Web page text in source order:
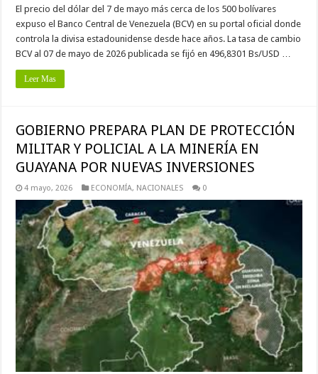
El precio del dólar del 7 de mayo más cerca de los 500 bolívares
expuso el Banco Central de Venezuela (BCV) en su portal oficial donde
controla la divisa estadounidense desde hace años. La tasa de cambio
BCV al 07 de mayo de 2026 publicada se fijó en 496,8301 Bs/USD …
Leer Mas
GOBIERNO PREPARA PLAN DE PROTECCIÓN
MILITAR Y POLICIAL A LA MINERÍA EN
GUAYANA POR NUEVAS INVERSIONES
4 mayo, 2026 ECONOMÍA, NACIONALES 0